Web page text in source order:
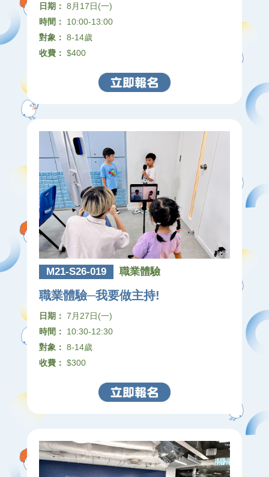
日期： 8月17日(一)
時間：
10:00-13:00
對象： 8-14歲
收費： $400
M21-S26-019 職業體驗
職業體驗─我要做主持!
日期： 7月27日(一)
時間：
10:30-12:30
對象： 8-14歲
收費： $300